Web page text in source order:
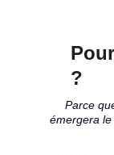
?
Parce
émergera